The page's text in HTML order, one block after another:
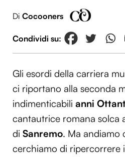
Di Cocooners
Gli esordi della carriera
ci riportano alla seconda
indimenticabili anni
cantautrice romana solca
di Sanremo. Ma andiamo
cerchiamo di ripercorrere